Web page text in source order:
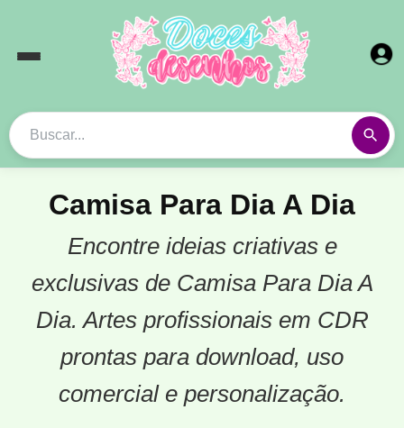
Camisa Para Dia A Dia
Encontre ideias criativas e
exclusivas de Camisa Para Dia A
Dia. Artes profissionais em CDR
prontas para download, uso
comercial e personalização.